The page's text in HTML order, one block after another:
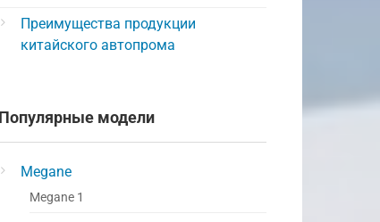
Преимущества продукции
китайского автопрома
Популярные модели
Megane
Megane 1